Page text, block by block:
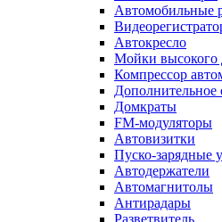
Автомобильные
Автокресло
Мойки высокого
Компрессор
Дополнительное
Домкраты
FM-модуляторы
Автовизитки
Пуско-зарядные
Автодержатели
Автомагнитолы
Антирадары
Разветвитель